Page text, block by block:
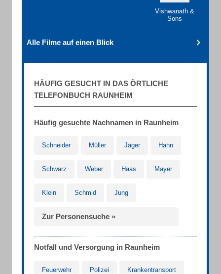
Vishwanath &
Sons
Alle Filme auf einen Blick
HÄUFIG GESUCHT IN DAS ÖRTLICHE
TELEFONBUCH RAUNHEIM
Häufig gesuchte Nachnamen in Raunheim
Schneider Müller Jäger Hahn
Schwarz Weber Haas Mayer
Klein Schmid Jung
Zur Personensuche »
Notfall und Versorgung in Raunheim
Feuerwehr Polizei Krankentransport